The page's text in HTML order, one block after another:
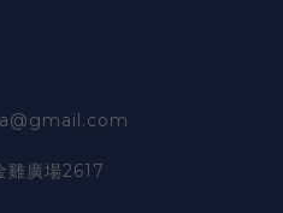
雞廣場2617